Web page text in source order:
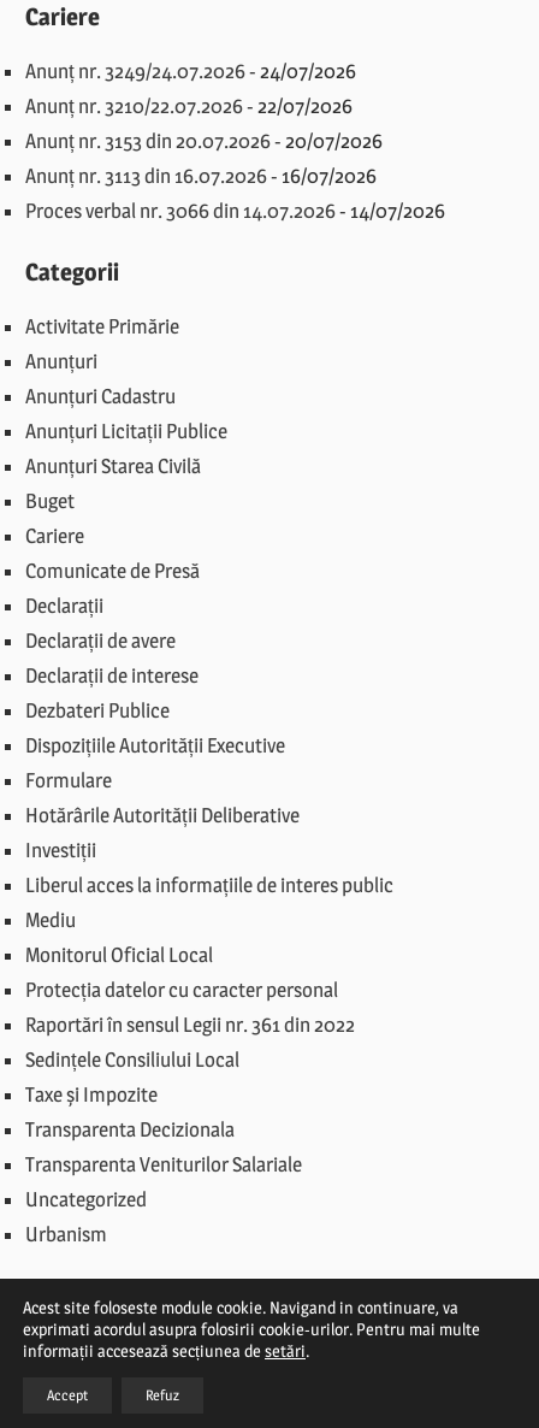
Cariere
Anunț nr. 3249/24.07.2026-24/07/2026
Anunț nr. 3210/22.07.2026-22/07/2026
Anunț nr. 3153 din 20.07.2026-20/07/2026
Anunț nr. 3113 din 16.07.2026- 16/07/2026
Proces verbal nr. 3066 din 14.07.2026- 14/07/2026
Categorii
Activitate Primărie
Anunțuri
Anunțuri Cadastru
Anunțuri Licitații Publice
Anunțuri Starea Civilă
Buget
Cariere
Comunicate de Presă
Declarații
Declarații de avere
Declarații de interese
Dezbateri Publice
Dispozițiile Autorității Executive
Formulare
Hotărârile Autorității Deliberative
Investiții
Liberul acces la informațiile de interes public
Mediu
Monitorul Oficial Local
Protecția datelor cu caracter personal
Raportări în sensul Legii nr. 361 din 2022
Sedințele Consiliului Local
Taxe și Impozite
Transparenta Decizionala
Transparenta Veniturilor Salariale
Uncategorized
Urbanism
© Primăria Comunei Străoane 2019
Acest site foloseste module cookie. Navigand in continuare, va
exprimati acordul asupra folosirii cookie-urilor. Pentru mai multe
informații accesează secțiunea desetări.
Accept Refuz